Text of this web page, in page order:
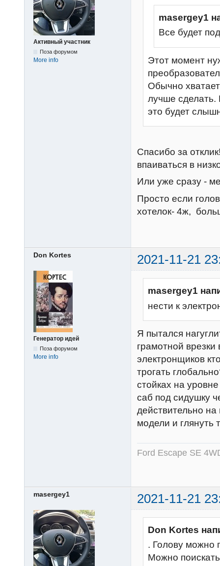
Активный участник
Поза форумом
More info
masergey1
Все будет
Этот момент
Обычно
лучше сделать.
это будет
Спасибо за
впаиваться в
Или уже сразу -
Просто если
хотелок- 4ж,
Don Kortes 2021-11-21
Генератор идей
Поза форумом
More info
masergey1
нести к
Я пытался
грамотной
электронщиков
трогать
стойках на
саб под сидушку
действительно
модели и глянуть
Ford Escape SE
masergey1 2021-11-21
Don Kortes
. Голову можно
Можно